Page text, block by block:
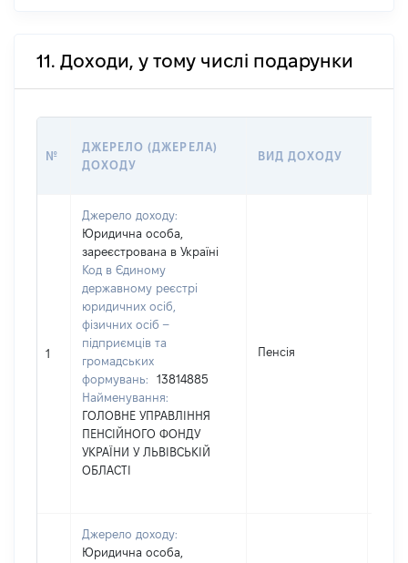
11. Доходи, у тому числі подарунки
№
ДЖЕРЕЛО (ДЖЕРЕЛА)
ДОХОДУ
ВИД ДОХОДУ
1
Джерело доходу:
Юридична особа,
зареєстрована в Україні
Код в Єдиному
державному реєстрі
юридичних осіб,
фізичних осіб –
підприємців та
громадських
формувань:
13814885
Найменування:
ГОЛОВНЕ УПРАВЛІННЯ
ПЕНСІЙНОГО ФОНДУ
УКРАЇНИ У ЛЬВІВСЬКІЙ
ОБЛАСТІ
Пенсія
Джерело доходу:
Юридична особа,